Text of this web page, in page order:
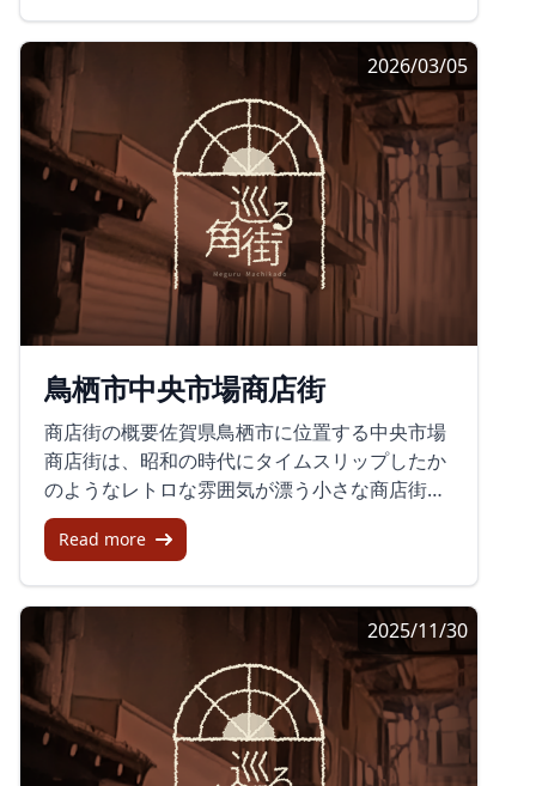
チュラルワインスペシャルイベント〜また、呉
服町商店街では毎月第一日曜日に「五福の縁結
び市」が行われています。2023年4月2日には、
第69回を迎える「五福の縁結び市」として、ナ
チュラルワインのスペシャルイベントが開催さ
れました。ここではフランスをはじめ、世界中
からセレクトされたナチュラルワインが揃い、
嬉野市の人気イタリアンや話題のパン屋など、
美味しい料理も提供されました。呉服町商店街
へ訪れる魅力織り交ぜられる匂い、風の感触、
人々の笑い声。呉服町商店街は五感を刺激し、
訪れるたびに違った表情を見せてくれる特別な
のアートが調和するこの街では、ただ日本酒を
楽しむだけでなく、地元の文化や風土を肌で感
じることができます。ぜひ、次の休暇には呉服
町商店街でのひとときをお楽しみください。
心市街地で唯一アーケードを残していることか
ら、独特の歴史的雰囲気を持つ場所です。新た
な取り組みとその影響白山名店街はかつて多く
の人々で賑わっていましたが、近年ではシャッ
ター通りと化すことが多く、特に夕方以降は寂
しい印象がありました。しかし、現代の多様化
するニーズに応えるため、2015年から商店街内
に無料Wi-Fiサービスを提供開始し、商店街の店
主たちが協力し合い、外国人旅行客の誘致を図
る取り組みが進められています。活気を取り戻
すイベントと新店舗この商店街には、存続する
地元店舗に加え、新たに美容室「151A(いちご
いちえ)」といった施設もオープンしています。
この美容室は広々とした店内で、ゆったりと過
ごせる空間を提供しており、訪れる人々に特別
な時間を演出しています。さらに、イベント時
には昔の活気を思い出させるような人々で賑わ
い、新旧の融合として注目を集めています。散
歩で魅力を再発見商店街のすぐ裏手には「バル
ーン通り」と呼ばれる場所があり、趣のある街
並みとともに、散歩や観光にも適した場所で
す。ここでは、昔ながらの建物や新しい店が立
ち並び、訪れる人に新たな発見を提供していま
す。歴史と未来への期待「白山」という名前の
由来は、地域内に存在していた白山神社に由来
します。この神社は、元々福井県の白山神社か
2026/03/05
鳥栖市中央市場商店街
商店街の概要佐賀県鳥栖市に位置する中央市場
商店街は、昭和の時代にタイムスリップしたか
のようなレトロな雰囲気が漂う小さな商店街で
す。鳥栖駅から徒歩2〜3分というアクセスの良
さからも、多くの観光客が足を運びます。た
所に面し、見逃してしまうかもしれないほど控
えめ。昭和レトロな雰囲気商店街を歩くとすぐ
に、昭和時代の雰囲気が色濃く残る光景が広が
ります。古びた看板やモダンな形の建物が並
び、現役で営業するスナックやバブル時代の面
影を残すバーなどが営業しています。商店街の
あちらこちには、以前の賑わっていた頃を思い
Read more
2025/11/30